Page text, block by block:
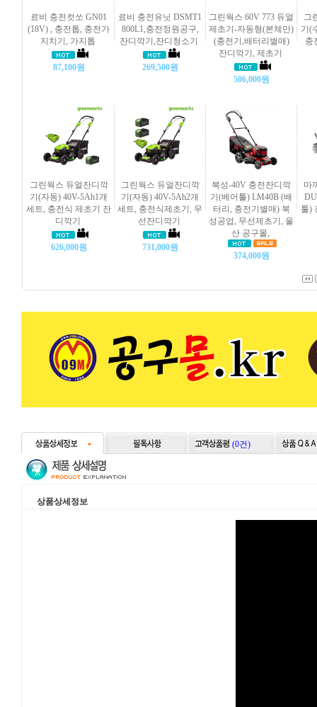
료비 충전컷쏘 GN01
(18V) , 충전톱, 충전가
지치기, 가지톱
87,100원
료비 충전유닛 DSMT1
800L1,충전정원공구,
잔디깍기,잔디청소기
269,500원
그린웍스 60V 773 듀얼
제초기-자동형(본체만)
(충전기,배터리별매)
잔디깍기, 제초기
506,000원
그
기(
충
그린웍스 듀얼잔디깍
기(자동) 40V-5Ah1개
세트, 충전식 제초기 잔
디깍기
626,000원
그린웍스 듀얼잔디깍
기(자동) 40V-5Ah2개
세트, 충전식제초기, 무
선잔디깍기
731,000원
북성-40V 충전잔디깍
기(베어툴) LM40B (배
터리, 충전기별매) 북
성공업, 무선제초기, 울
산 공구몰,
374,000원
마
툴)
(0건)
상품상세정보